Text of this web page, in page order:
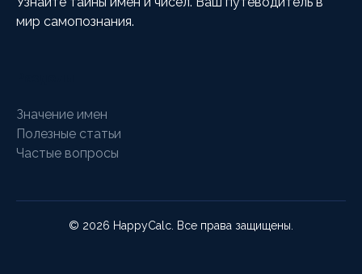
мир самопознания.
Значение имен
Полезные статьи
Частые вопросы
© 2026 HappyCalc. Все права защищены.